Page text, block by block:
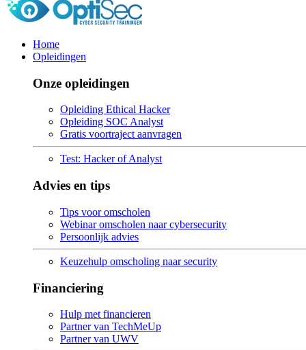
Home
Opleidingen
Onze opleidingen
Opleiding Ethical Hacker
Opleiding SOC Analyst
Gratis voortraject aanvragen
Test: Hacker of Analyst
Advies en tips
Tips voor omscholen
Webinar omscholen naar cybersecurity
Persoonlijk advies
Keuzehulp omscholing naar security
Financiering
Hulp met financieren
Partner van TechMeUp
Partner van UWV